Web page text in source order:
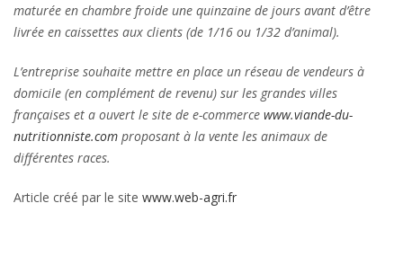
maturée en chambre froide une quinzaine de jours avant d’être
livrée en caissettes aux clients (de 1/16 ou 1/32 d’animal).
L’entreprise souhaite mettre en place un réseau de vendeurs à
domicile (en complément de revenu) sur les grandes villes
françaises et a ouvert le site de e-commerce www.viande-du-
nutritionniste.com proposant à la vente les animaux de
différentes races.
Article créé par le site www.web-agri.fr